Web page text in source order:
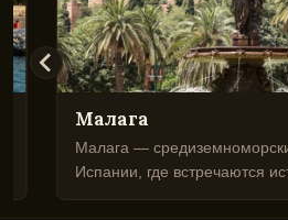
Малага
Малага —
Испании, где встречаются